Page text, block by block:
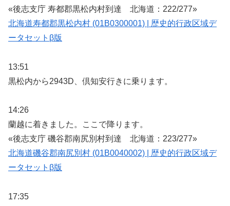
«後志支庁 寿都郡黒松内村到達 北海道：222/277»
北海道寿都郡黒松内村 (01B0300001) | 歴史的行政区域デ
ータセットβ版
13:51
黒松内から2943D、倶知安行きに乗ります。
14:26
蘭越に着きました。ここで降ります。
«後志支庁 磯谷郡南尻別村到達 北海道：223/277»
北海道磯谷郡南尻別村 (01B0040002) | 歴史的行政区域デ
ータセットβ版
17:35